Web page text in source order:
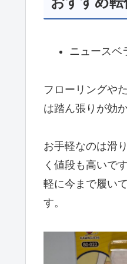
ニュースベ
フローリングや
は踏ん張りが効
お手軽なのは滑
く値段も高いで
軽に今まで履い
す。